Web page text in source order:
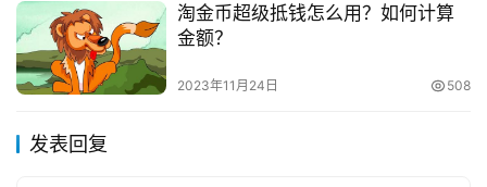
淘金币超级抵钱怎么用？如何计算
金额？
2023年11月24日 508
发表回复